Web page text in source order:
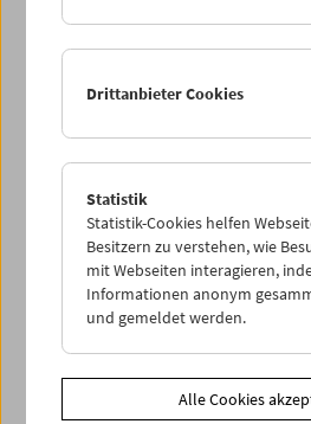
Sa 24.10.
PROGRAMM ÜBERBLICK
Drittanbieter Cookies
Statistik
Statistik-Cookies helfen
Besitzern zu verstehen, wie
mit Webseiten interagieren,
Informationen anonym
und gemeldet werden.
Alle Cookies